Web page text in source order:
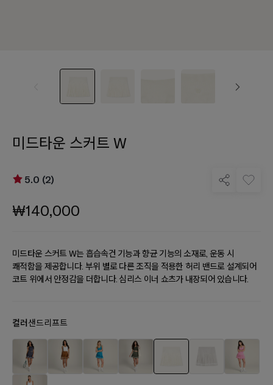
미드타운 스커트 W
5.0 (2)
₩140,000
미드타운 스커트 W는 흡습속건 기능과 향균 기능의 소재로, 운동 시
쾌적함을 제공합니다. 부위 별로 다른 조직을 적용한 허리 밴드로 설계되어
코트 위에서 안정감을 더합니다. 심리스 이너 쇼츠가 내장되어 있습니다.
컬러 샌드리프트